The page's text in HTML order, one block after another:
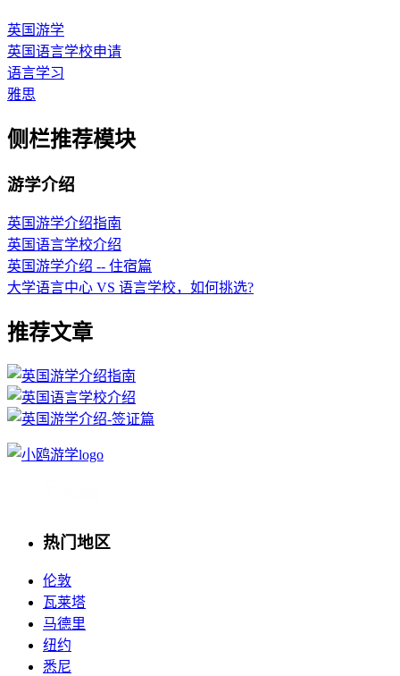
英国游学
英国语言学校申请
语言学习
雅思
侧栏推荐模块
游学介绍
英国游学介绍指南
英国语言学校介绍
英国游学介绍 -- 住宿篇
大学语言中心 VS 语言学校，如何挑选?
推荐文章
热门地区
伦敦
瓦莱塔
马德里
纽约
悉尼